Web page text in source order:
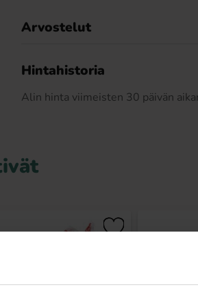
Arvostelut
Hintahistoria
Alin hinta viimeisten 30 päivän